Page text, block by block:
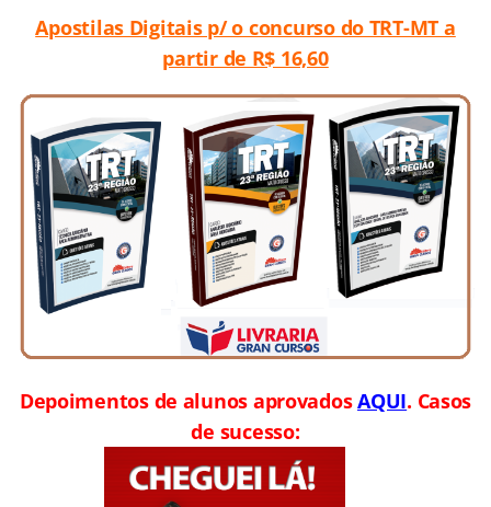
Apostilas Digitais p/ o concurso do TRT-MT a
partir de R$ 16,60
Depoimentos de alunos aprovadosAQUI. Casos
de sucesso: